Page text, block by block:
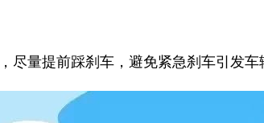
尽量提前踩刹车，避免紧急刹车引发车